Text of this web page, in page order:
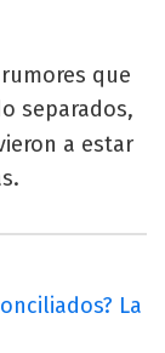
que
separados,
a estar
La